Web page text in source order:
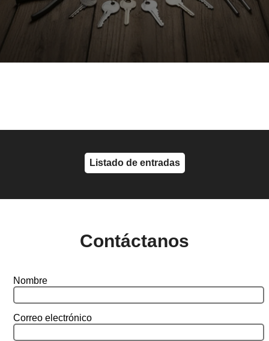
Listado de entradas
Contáctanos
Nombre
Correo electrónico